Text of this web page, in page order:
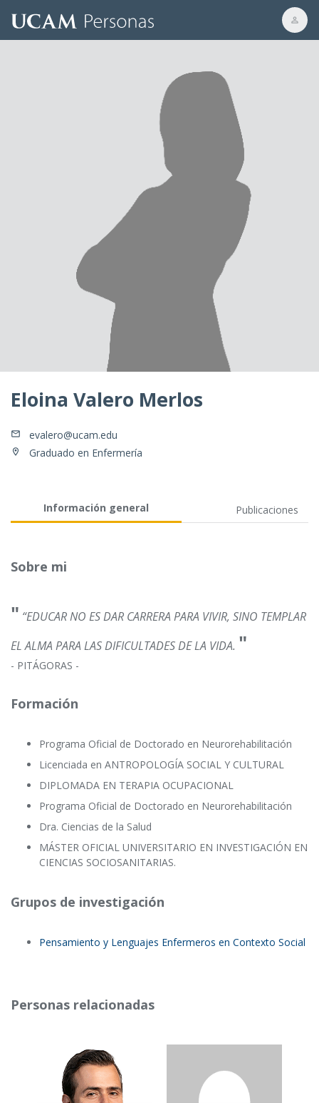
Eloina Valero Merlos
evalero@ucam.edu
Graduado en Enfermería
Información general Publicaciones
Sobre mi
" “EDUCAR NO ES DAR CARRERA PARA VIVIR, SINO TEMPLAR
EL ALMA PARA LAS DIFICULTADES DE LA VIDA. "
- PITÁGORAS -
Formación
Programa Oficial de Doctorado en Neurorehabilitación
Licenciada en ANTROPOLOGÍA SOCIAL Y CULTURAL
DIPLOMADA EN TERAPIA OCUPACIONAL
Programa Oficial de Doctorado en Neurorehabilitación
Dra. Ciencias de la Salud
MÁSTER OFICIAL UNIVERSITARIO EN INVESTIGACIÓN EN
CIENCIAS SOCIOSANITARIAS.
Grupos de investigación
Pensamiento y Lenguajes Enfermeros en Contexto Social
Personas relacionadas